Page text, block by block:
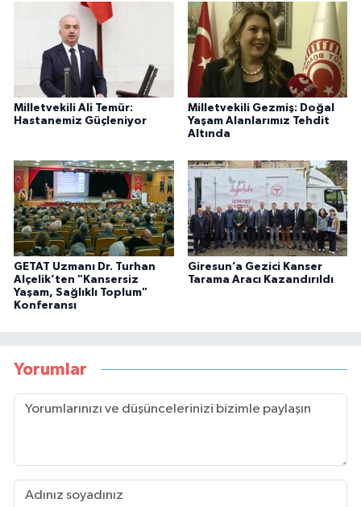
Milletvekili Ali Temür:
Hastanemiz Güçleniyor
Milletvekili Gezmiş: Doğal
Yaşam Alanlarımız Tehdit
Altında
GETAT Uzmanı Dr. Turhan
Alçelik’ten "Kansersiz
Yaşam, Sağlıklı Toplum"
Konferansı
Giresun’a Gezici Kanser
Tarama Aracı Kazandırıldı
Yorumlar